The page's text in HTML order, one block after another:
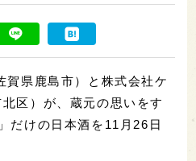
賀県鹿島市）と株式会社ケ
区）が、蔵元の思いをす
だけの日本酒を11月26日